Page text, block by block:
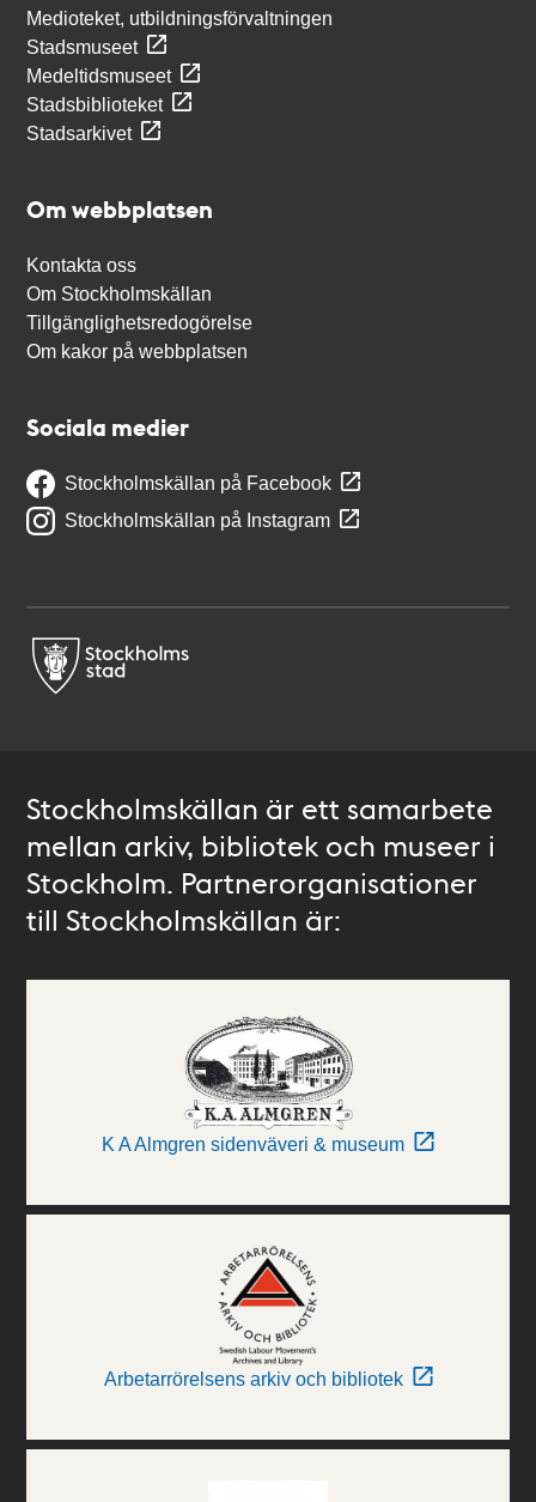
Medioteket, utbildningsförvaltningen
Stadsmuseet
Medeltidsmuseet
Stadsbiblioteket
Stadsarkivet
Om webbplatsen
Kontakta oss
Om Stockholmskällan
Tillgänglighetsredogörelse
Om kakor på webbplatsen
Sociala medier
Stockholmskällan på Facebook
Stockholmskällan på Instagram
Stockholmskällan är ett samarbete
mellan arkiv, bibliotek och museer i
Stockholm. Partnerorganisationer
till Stockholmskällan är:
K A Almgren sidenväveri & museum
Arbetarrörelsens arkiv och bibliotek